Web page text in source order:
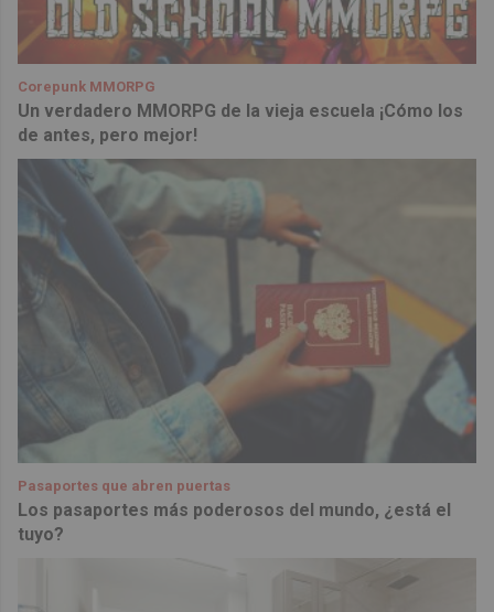
Corepunk MMORPG
Un verdadero MMORPG de la vieja escuela ¡Cómo los
de antes, pero mejor!
Pasaportes que abren puertas
Los pasaportes más poderosos del mundo, ¿está el
tuyo?